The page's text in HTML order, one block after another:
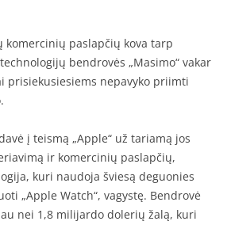
komercinių paslapčių kova tarp
bendrovės „Masimo“ vakar
prisiekusiesiems nepavyko priimti
į teismą „Apple“ už tariamą jos
ir komercinių paslapčių,
kuri naudoja šviesą deguonies
„Apple Watch“, vagystę. Bendrovė
nei 1,8 milijardo dolerių žalą, kuri